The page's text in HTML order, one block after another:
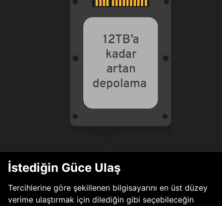
İstediğin Güce Ulaş
Tercihlerine göre şekillenen bilgisayarını en üst düzey
verime ulaştırmak için dilediğin gibi seçebileceğin